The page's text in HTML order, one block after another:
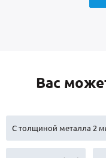
Вас
С толщиной металла 2